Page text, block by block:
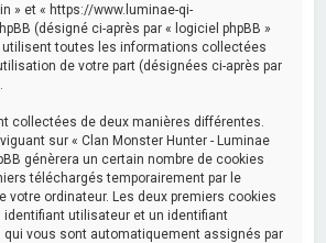
» et « https://www.luminae-qi-
(désigné ci-après par « logiciel phpBB »
utilisent toutes les informations collectées
de votre part (désignées ci-après par
collectées de deux manières différentes.
sur « Clan Monster Hunter - Luminae
génèrera un certain nombre de cookies
téléchargés temporairement par le
votre ordinateur. Les deux premiers cookies
identifiant utilisateur et un identifiant
qui vous sont automatiquement assignés par